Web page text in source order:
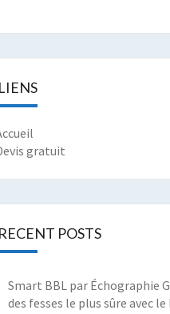
LIENS
gratuit
RECENT POSTS
Smart BBL par Échographie
des fesses le plus sûre avec le